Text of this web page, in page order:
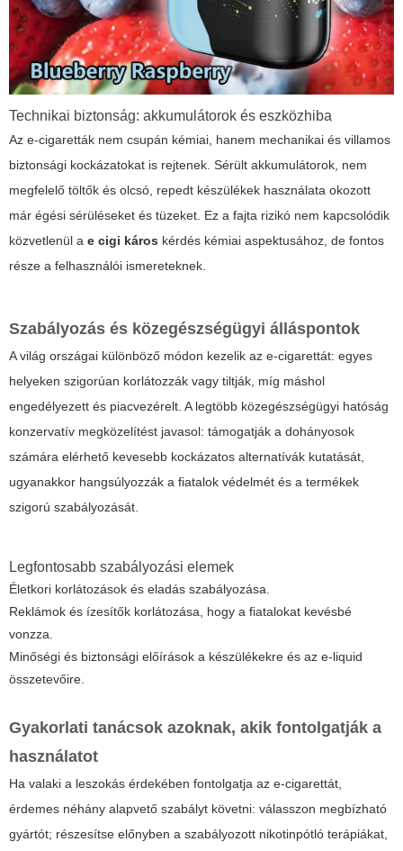
Technikai biztonság: akkumulátorok és eszközhiba
Az e-cigaretták nem csupán kémiai, hanem mechanikai és villamos
biztonsági kockázatokat is rejtenek. Sérült akkumulátorok, nem
megfelelő töltők és olcsó, repedt készülékek használata okozott
már égési sérüléseket és tüzeket. Ez a fajta rizikó nem kapcsolódik
közvetlenül a e cigi káros kérdés kémiai aspektusához, de fontos
része a felhasználói ismereteknek.
Szabályozás és közegészségügyi álláspontok
A világ országai különböző módon kezelik az e-cigarettát: egyes
helyeken szigorúan korlátozzák vagy tiltják, míg máshol
engedélyezett és piacvezérelt. A legtöbb közegészségügyi hatóság
konzervatív megközelítést javasol: támogatják a dohányosok
számára elérhető kevesebb kockázatos alternatívák kutatását,
ugyanakkor hangsúlyozzák a fiatalok védelmét és a termékek
szigorú szabályozását.
Legfontosabb szabályozási elemek
Életkori korlátozások és eladás szabályozása.
Reklámok és ízesítők korlátozása, hogy a fiatalokat kevésbé
vonzza.
Minőségi és biztonsági előírások a készülékekre és az e-liquid
összetevőire.
Gyakorlati tanácsok azoknak, akik fontolgatják a
használatot
Ha valaki a leszokás érdekében fontolgatja az e-cigarettát,
érdemes néhány alapvető szabályt követni: válasszon megbízható
gyártót; részesítse előnyben a szabályozott nikotinpótló terápiákat,